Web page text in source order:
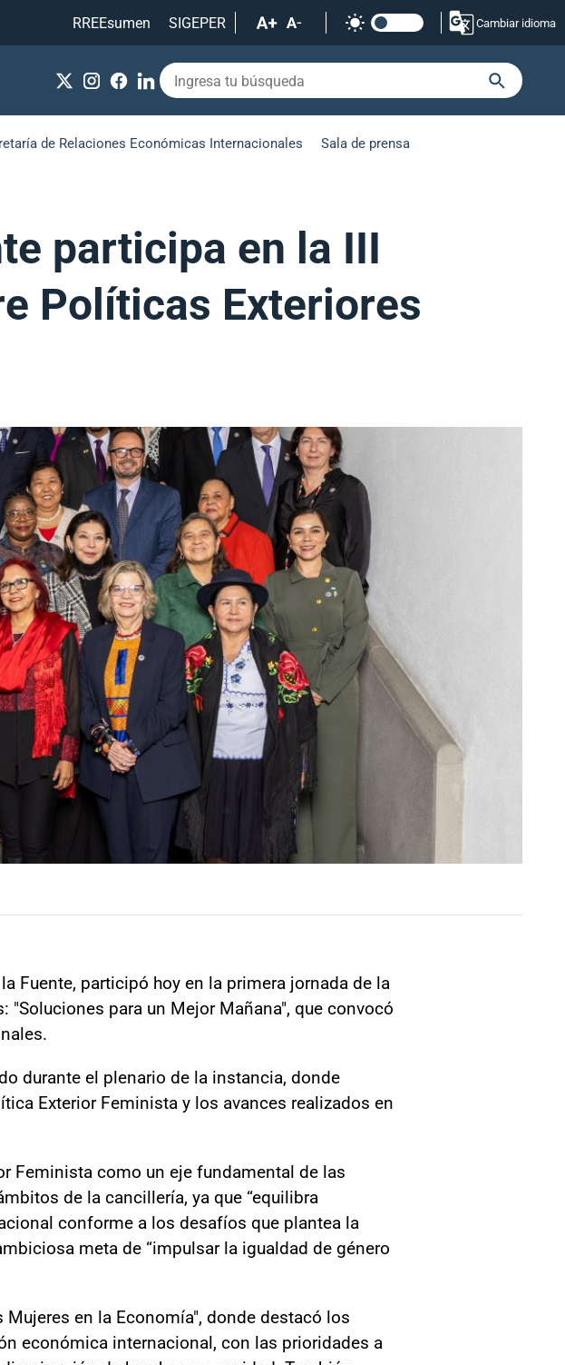
RREEsumen
SIGEPER Cambiar idioma
de Relaciones Económicas Internacionales Sala de prensa
participa en la III
Políticas Exteriores
Fuente, participó hoy en la primera jornada de la
para un Mejor Mañana", que convocó
durante el plenario de la instancia, donde
Exterior Feminista y los avances realizados en
Feminista como un eje fundamental de las
de la cancillería, ya que “equilibra
conforme a los desafíos que plantea la
meta de “impulsar la igualdad de género
en la Economía", donde destacó los
económica internacional, con las prioridades a